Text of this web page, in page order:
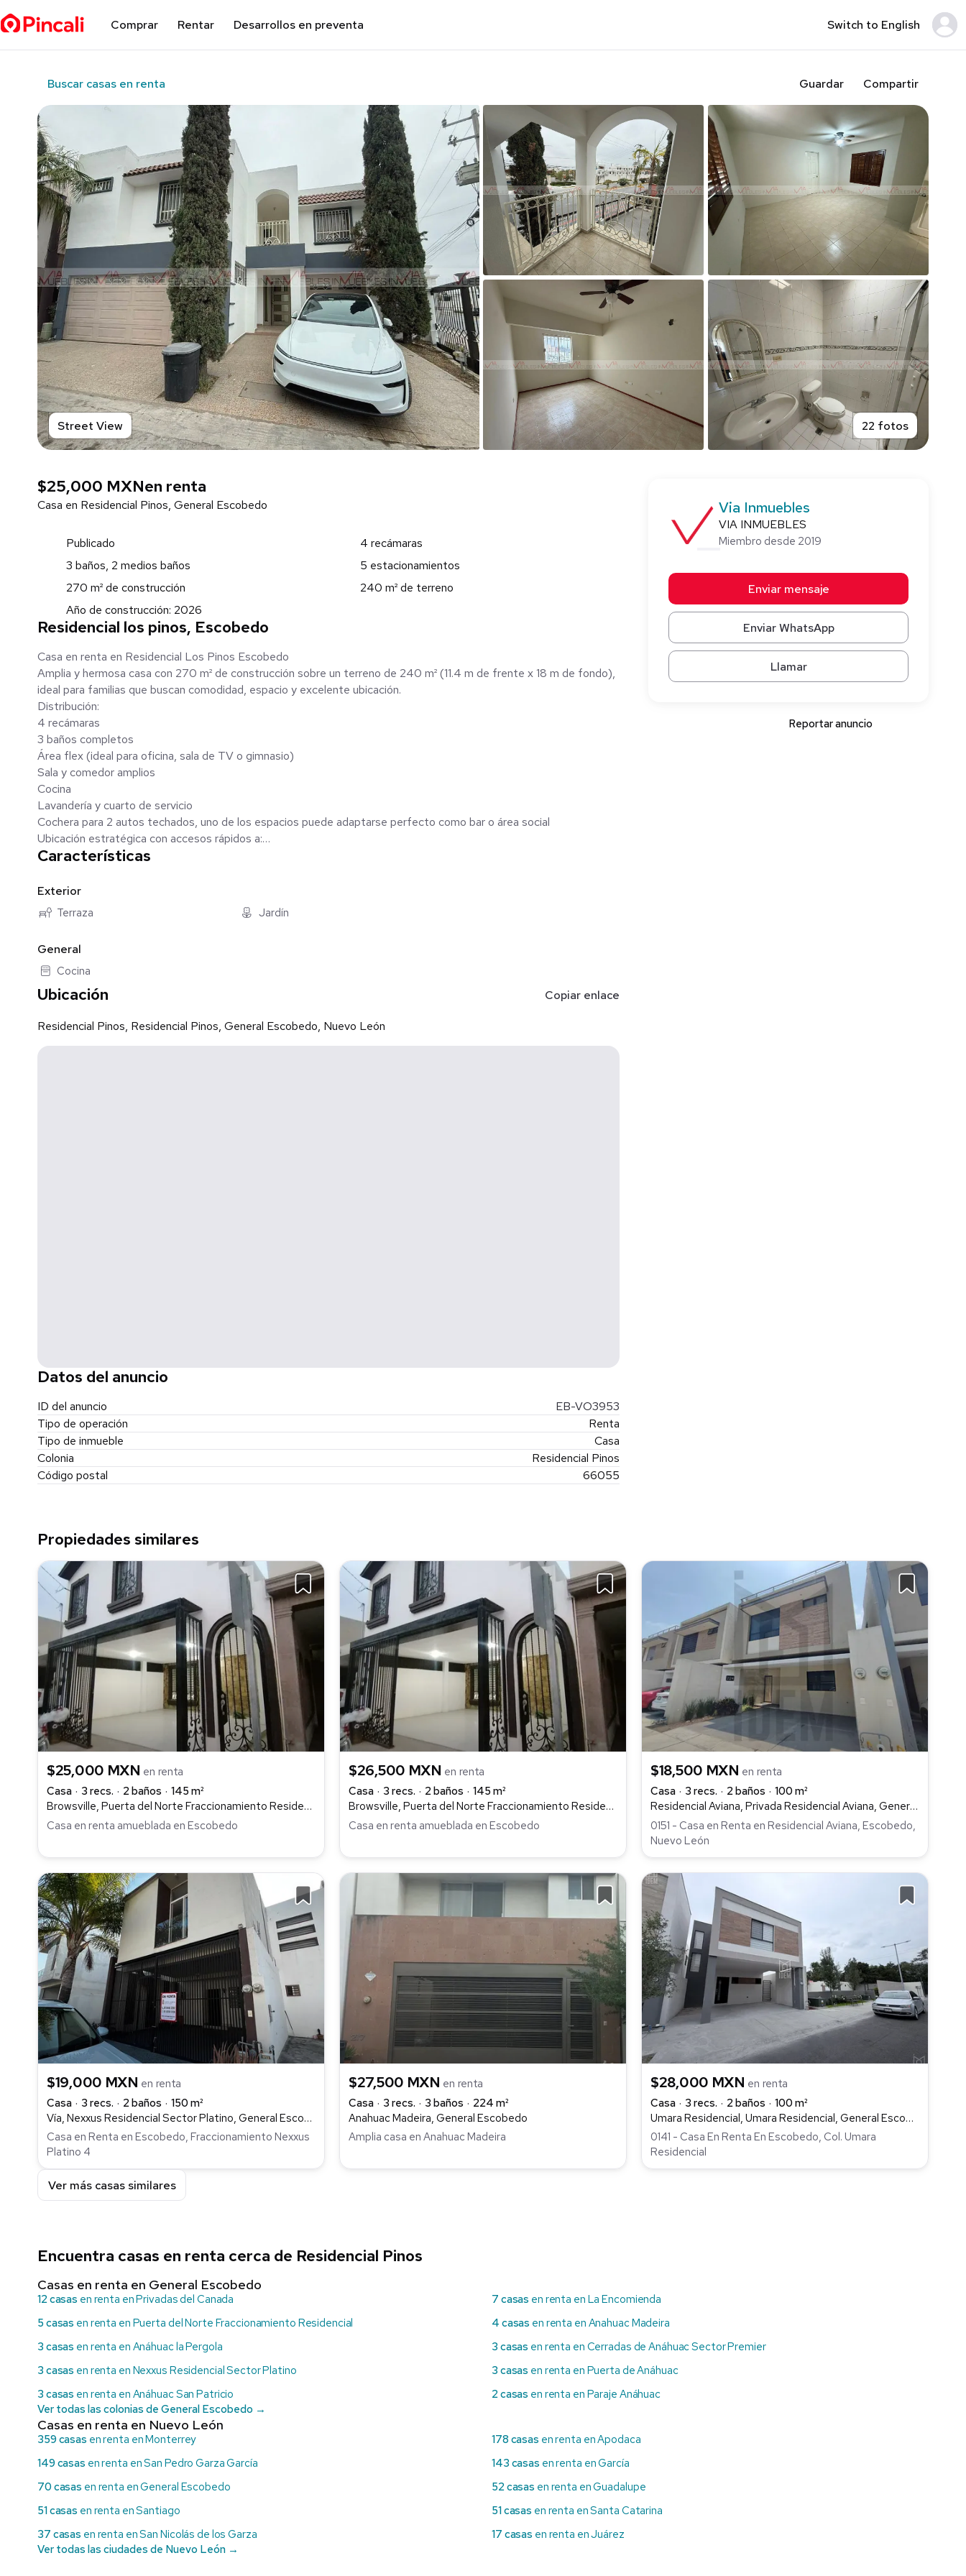
Comprar Rentar Desarrollos en preventa Switch to English
Buscar casas en renta Guardar Compartir
Street View 22 fotos
$25,000 MXNen renta
Casa en Residencial Pinos, General Escobedo
Publicado
4 recámaras
3 baños, 2 medios baños
5 estacionamientos
270 m² de construcción
240 m² de terreno
Año de construcción: 2026
Residencial los pinos, Escobedo
Casa en renta en Residencial Los Pinos Escobedo
Amplia y hermosa casa con 270 m² de construcción sobre un terreno de 240 m² (11.4 m de frente x 18 m de fondo),
ideal para familias que buscan comodidad, espacio y excelente ubicación.
Distribución:
4 recámaras
3 baños completos
Área flex (ideal para oficina, sala de TV o gimnasio)
Sala y comedor amplios
Cocina
Lavandería y cuarto de servicio
Cochera para 2 autos techados, uno de los espacios puede adaptarse perfecto como bar o área social
Ubicación estratégica con accesos rápidos a:
Av. Sendero Divisorio
Av. Barragán
Libramiento Noroeste
Cerca de:
Escuelas
Supermercados
Restaurantes
Farmacias y servicios
Renta: $27,000 mensuales Id Gvia: 120464
Características
Exterior
Terraza Jardín
General
Cocina
Ubicación Copiar enlace
Residencial Pinos, Residencial Pinos, General Escobedo, Nuevo León
Datos del anuncio
ID del anuncio
EB-VO3953
Tipo de operación
Renta
Tipo de inmueble
Casa
Colonia
Residencial Pinos
Código postal
66055
Via Inmuebles
VIA INMUEBLES
Miembro desde 2019
Enviar mensaje
Enviar WhatsApp
Llamar
Reportar anuncio
Propiedades similares
$25,000 MXN en renta
Casa
3 recs. 2 baños
145 m²
Browsville, Puerta del Norte Fraccionamiento Residencial, General Escobedo
Casa en renta amueblada en Escobedo
$26,500 MXN en renta
Casa
3 recs. 2 baños
145 m²
Browsville, Puerta del Norte Fraccionamiento Residencial, General Escobedo
Casa en renta amueblada en Escobedo
$18,500 MXN en renta
Casa
3 recs. 2 baños
100 m²
Residencial Aviana, Privada Residencial Aviana, General Escobedo
0151 - Casa en Renta en Residencial Aviana, Escobedo,
Nuevo León
$19,000 MXN en renta
Casa
3 recs. 2 baños
150 m²
Vía, Nexxus Residencial Sector Platino, General Escobedo
Casa en Renta en Escobedo, Fraccionamiento Nexxus
Platino 4
$27,500 MXN en renta
Casa
3 recs. 3 baños
224 m²
Anahuac Madeira, General Escobedo
Amplia casa en Anahuac Madeira
$28,000 MXN en renta
Casa
3 recs. 2 baños
100 m²
Umara Residencial, Umara Residencial, General Escobedo
0141 - Casa En Renta En Escobedo, Col. Umara
Residencial
Ver más casas similares
Encuentra casas en renta cerca de Residencial Pinos
Casas en renta en General Escobedo
12 casas en renta en Privadas del Canada 7 casas en renta en La Encomienda
5 casas en renta en Puerta del Norte Fraccionamiento Residencial 4 casas en renta en Anahuac Madeira
3 casas en renta en Anáhuac la Pergola 3 casas en renta en Cerradas de Anáhuac Sector Premier
3 casas en renta en Nexxus Residencial Sector Platino 3 casas en renta en Puerta de Anáhuac
3 casas en renta en Anáhuac San Patricio 2 casas en renta en Paraje Anáhuac
Ver todas las colonias de General Escobedo →
Casas en renta en Nuevo León
359 casas en renta en Monterrey 178 casas en renta en Apodaca
149 casas en renta en San Pedro Garza García 143 casas en renta en García
70 casas en renta en General Escobedo 52 casas en renta en Guadalupe
51 casas en renta en Santiago 51 casas en renta en Santa Catarina
37 casas en renta en San Nicolás de los Garza 17 casas en renta en Juárez
Ver todas las ciudades de Nuevo León →